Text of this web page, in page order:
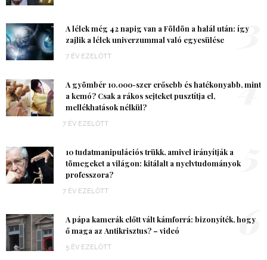
A lélek még 42 napig van a Földön a halál után: így
zajlik a lélek univerzummal való egyesülése
7 ÉV EZELŐTT
3
A gyömbér 10.000-szer erősebb és hatékonyabb, mint
a kemó? Csak a rákos sejteket pusztítja el,
mellékhatások nélkül?
7 ÉV EZELŐTT
4
10 tudatmanipulációs trükk, amivel irányítják a
tömegeket a világon: kitálalt a nyelvtudományok
professzora?
7 ÉV EZELŐTT
A pápa kamerák előtt vált kámforrá: bizonyíték, hogy
ő maga az Antikrisztus? – videó
5 ÉV EZELŐTT
6